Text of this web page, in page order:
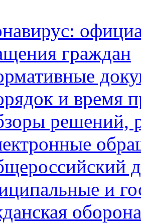
граждан
и время
решений,
и